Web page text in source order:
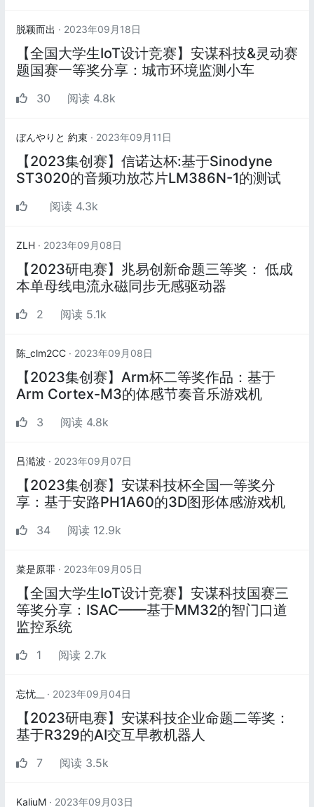
脱颖而出 · 2023年09月18日
【全国大学生IoT设计竞赛】安谋科技&灵动赛
题国赛一等奖分享：城市环境监测小车
30 阅读 4.8k
ぼんやりと 約束 · 2023年09月11日
【2023集创赛】信诺达杯:基于Sinodyne
ST3020的音频功放芯片LM386N-1的测试
阅读 4.3k
ZLH · 2023年09月08日
【2023研电赛】兆易创新命题三等奖： 低成
本单母线电流永磁同步无感驱动器
2 阅读 5.1k
陈_clm2CC · 2023年09月08日
【2023集创赛】Arm杯二等奖作品：基于
Arm Cortex-M3的体感节奏音乐游戏机
3 阅读 4.8k
吕澔波 · 2023年09月07日
【2023集创赛】安谋科技杯全国一等奖分
享：基于安路PH1A60的3D图形体感游戏机
34 阅读 12.9k
菜是原罪 · 2023年09月05日
【全国大学生IoT设计竞赛】安谋科技国赛三
等奖分享：ISAC——基于MM32的智门口道
监控系统
1 阅读 2.7k
忘忧__ · 2023年09月04日
【2023研电赛】安谋科技企业命题二等奖：
基于R329的AI交互早教机器人
7 阅读 3.5k
KaliuM · 2023年09月03日